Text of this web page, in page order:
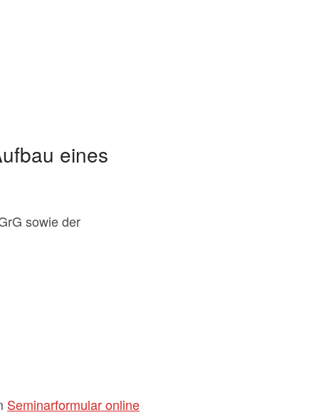
eines
sowie der
Seminarformular online